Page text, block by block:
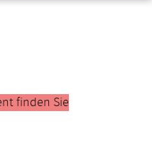
finden Sie